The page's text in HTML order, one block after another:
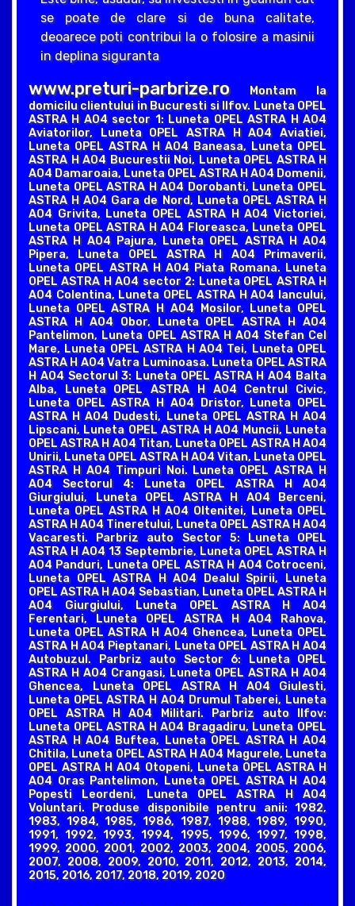
se poate de clare si de buna calitate,
deoarece poti contribui la o folosire a masinii
in deplina siguranta
www.preturi-parbrize.roMontam la
domicilu clientului in Bucuresti si Ilfov. Luneta OPEL
ASTRA H A04 sector 1: Luneta OPEL ASTRA H A04
Aviatorilor, Luneta OPEL ASTRA H A04 Aviatiei,
Luneta OPEL ASTRA H A04 Baneasa, Luneta OPEL
ASTRA H A04 Bucurestii Noi, Luneta OPEL ASTRA H
A04 Damaroaia, Luneta OPEL ASTRA H A04 Domenii,
Luneta OPEL ASTRA H A04 Dorobanti, Luneta OPEL
ASTRA H A04 Gara de Nord, Luneta OPEL ASTRA H
A04 Grivita, Luneta OPEL ASTRA H A04 Victoriei,
Luneta OPEL ASTRA H A04 Floreasca, Luneta OPEL
ASTRA H A04 Pajura, Luneta OPEL ASTRA H A04
Pipera, Luneta OPEL ASTRA H A04 Primaverii,
Luneta OPEL ASTRA H A04 Piata Romana. Luneta
OPEL ASTRA H A04 sector 2: Luneta OPEL ASTRA H
A04 Colentina, Luneta OPEL ASTRA H A04 Iancului,
Luneta OPEL ASTRA H A04 Mosilor, Luneta OPEL
ASTRA H A04 Obor, Luneta OPEL ASTRA H A04
Pantelimon, Luneta OPEL ASTRA H A04 Stefan Cel
Mare, Luneta OPEL ASTRA H A04 Tei, Luneta OPEL
ASTRA H A04 Vatra Luminoasa. Luneta OPEL ASTRA
H A04 Sectorul 3: Luneta OPEL ASTRA H A04 Balta
Alba, Luneta OPEL ASTRA H A04 Centrul Civic,
Luneta OPEL ASTRA H A04 Dristor, Luneta OPEL
ASTRA H A04 Dudesti, Luneta OPEL ASTRA H A04
Lipscani, Luneta OPEL ASTRA H A04 Muncii, Luneta
OPEL ASTRA H A04 Titan, Luneta OPEL ASTRA H A04
Unirii, Luneta OPEL ASTRA H A04 Vitan, Luneta OPEL
ASTRA H A04 Timpuri Noi. Luneta OPEL ASTRA H
A04 Sectorul 4: Luneta OPEL ASTRA H A04
Giurgiului, Luneta OPEL ASTRA H A04 Berceni,
Luneta OPEL ASTRA H A04 Oltenitei, Luneta OPEL
ASTRA H A04 Tineretului, Luneta OPEL ASTRA H A04
Vacaresti. Parbriz auto Sector 5: Luneta OPEL
ASTRA H A04 13 Septembrie, Luneta OPEL ASTRA H
A04 Panduri, Luneta OPEL ASTRA H A04 Cotroceni,
Luneta OPEL ASTRA H A04 Dealul Spirii, Luneta
OPEL ASTRA H A04 Sebastian, Luneta OPEL ASTRA H
A04 Giurgiului, Luneta OPEL ASTRA H A04
Ferentari, Luneta OPEL ASTRA H A04 Rahova,
Luneta OPEL ASTRA H A04 Ghencea, Luneta OPEL
ASTRA H A04 Pieptanari, Luneta OPEL ASTRA H A04
Autobuzul. Parbriz auto Sector 6: Luneta OPEL
ASTRA H A04 Crangasi, Luneta OPEL ASTRA H A04
Ghencea, Luneta OPEL ASTRA H A04 Giulesti,
Luneta OPEL ASTRA H A04 Drumul Taberei, Luneta
OPEL ASTRA H A04 Militari. Parbriz auto Ilfov:
Luneta OPEL ASTRA H A04 Bragadiru, Luneta OPEL
ASTRA H A04 Buftea, Luneta OPEL ASTRA H A04
Chitila, Luneta OPEL ASTRA H A04 Magurele, Luneta
OPEL ASTRA H A04 Otopeni, Luneta OPEL ASTRA H
A04 Oras Pantelimon, Luneta OPEL ASTRA H A04
Popesti Leordeni, Luneta OPEL ASTRA H A04
Voluntari. Produse disponibile pentru anii: 1982,
1983, 1984, 1985, 1986, 1987, 1988, 1989, 1990,
1991, 1992, 1993, 1994, 1995, 1996, 1997, 1998,
1999, 2000, 2001, 2002, 2003, 2004, 2005, 2006,
2007, 2008, 2009, 2010, 2011, 2012, 2013, 2014,
2015, 2016, 2017, 2018, 2019, 2020